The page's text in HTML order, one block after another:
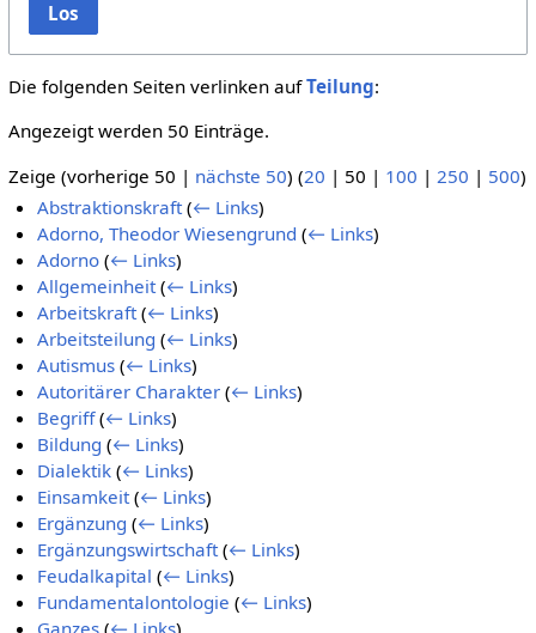
Los
Die folgenden Seiten verlinken aufTeilung:
Angezeigt werden 50 Einträge.
Zeige (vorherige 50 | nächste 50) (20 | 50 | 100 | 250 | 500)
Abstraktionskraft (← Links)
Adorno, Theodor Wiesengrund (← Links)
Adorno (← Links)
Allgemeinheit (← Links)
Arbeitskraft (← Links)
Arbeitsteilung (← Links)
Autismus (← Links)
Autoritärer Charakter (← Links)
Begriff (← Links)
Bildung (← Links)
Dialektik (← Links)
Einsamkeit (← Links)
Ergänzung (← Links)
Ergänzungswirtschaft (← Links)
Feudalkapital (← Links)
Fundamentalontologie (← Links)